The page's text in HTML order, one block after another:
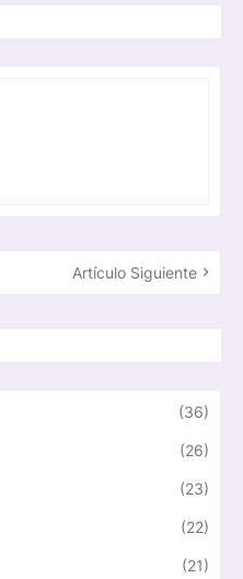
Artículo Siguiente
(36)
(26)
(23)
(22)
(21)